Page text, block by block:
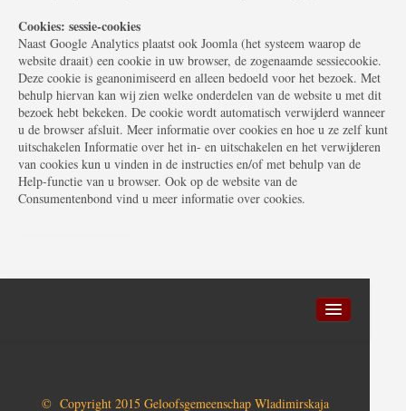
Cookies: sessie-cookies
Naast Google Analytics plaatst ook Joomla (het systeem waarop de
website draait) een cookie in uw browser, de zogenaamde sessiecookie.
Deze cookie is geanonimiseerd en alleen bedoeld voor het bezoek. Met
behulp hiervan kan wij zien welke onderdelen van de website u met dit
bezoek hebt bekeken. De cookie wordt automatisch verwijderd wanneer
u de browser afsluit. Meer informatie over cookies en hoe u ze zelf kunt
uitschakelen Informatie over het in- en uitschakelen en het verwijderen
van cookies kun u vinden in de instructies en/of met behulp van de
Help-functie van u browser. Ook op de website van de
Consumentenbond vind u meer informatie over cookies.
© Copyright 2015 Geloofsgemeenschap Wladimirskaja